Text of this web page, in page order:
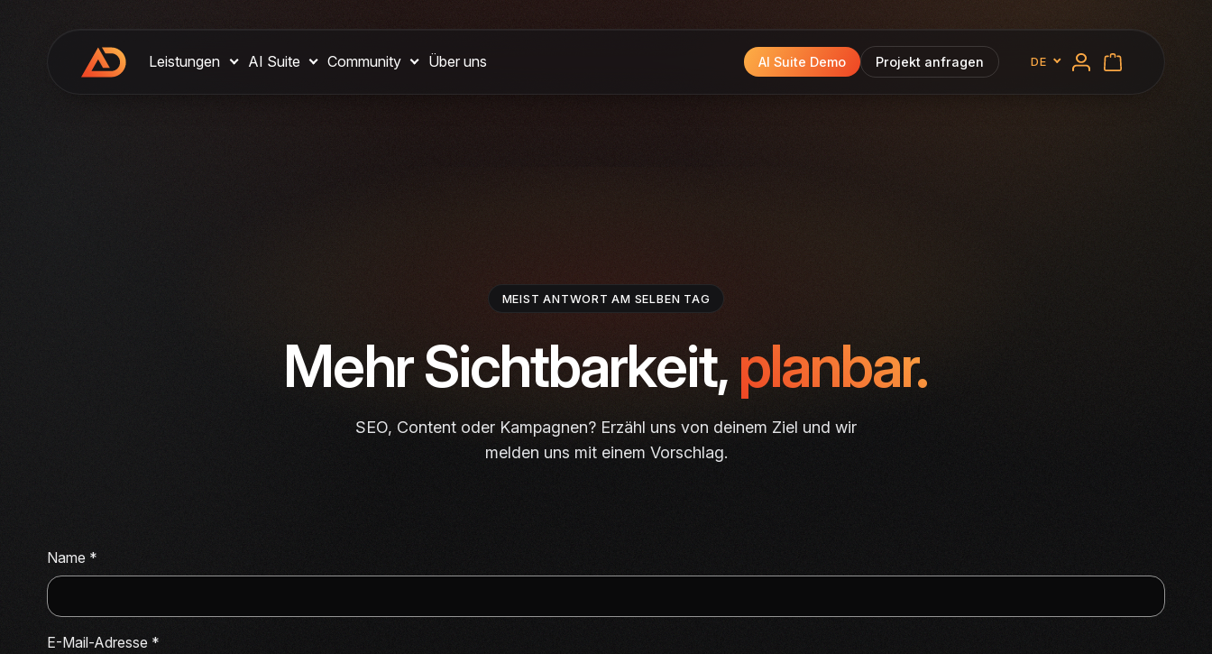
Leistungen AI Suite Community Über uns AI Suite Demo Projekt anfragen DE
Deutsch
MEIST ANTWORT AM SELBEN TAG
Mehr Sichtbarkeit,planbar.
SEO, Content oder Kampagnen? Erzähl uns von deinem Ziel und wir
melden uns mit einem Vorschlag.
Name *
E-Mail-Adresse *